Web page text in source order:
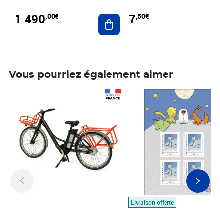
1 490,00€ Ajouter au panier
7,50€
Vous pourriez également aimer
Livraison offerte
Prix 7,50€